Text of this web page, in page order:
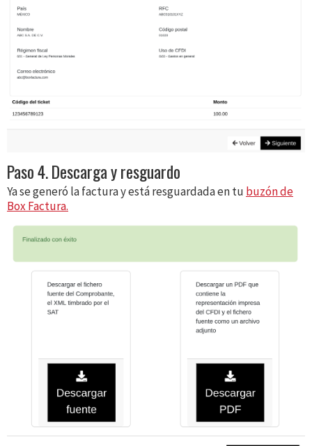
Paso 4. Descarga y resguardo
Ya se generó la factura y está resguardada en tu buzón de
Box Factura.